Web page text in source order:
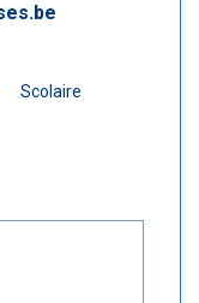
Scolaire